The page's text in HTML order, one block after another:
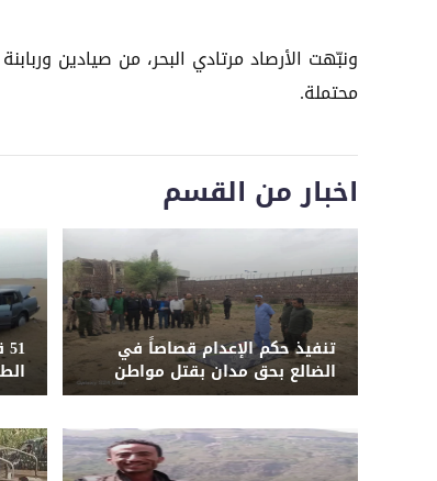
ونبّهت الأرصاد مرتادي البحر، من صيادين
محتملة.
اخبار من القسم
تنفيذ حكم الإعدام قصاصاً في
الضالع بحق مدان بقتل مواطن